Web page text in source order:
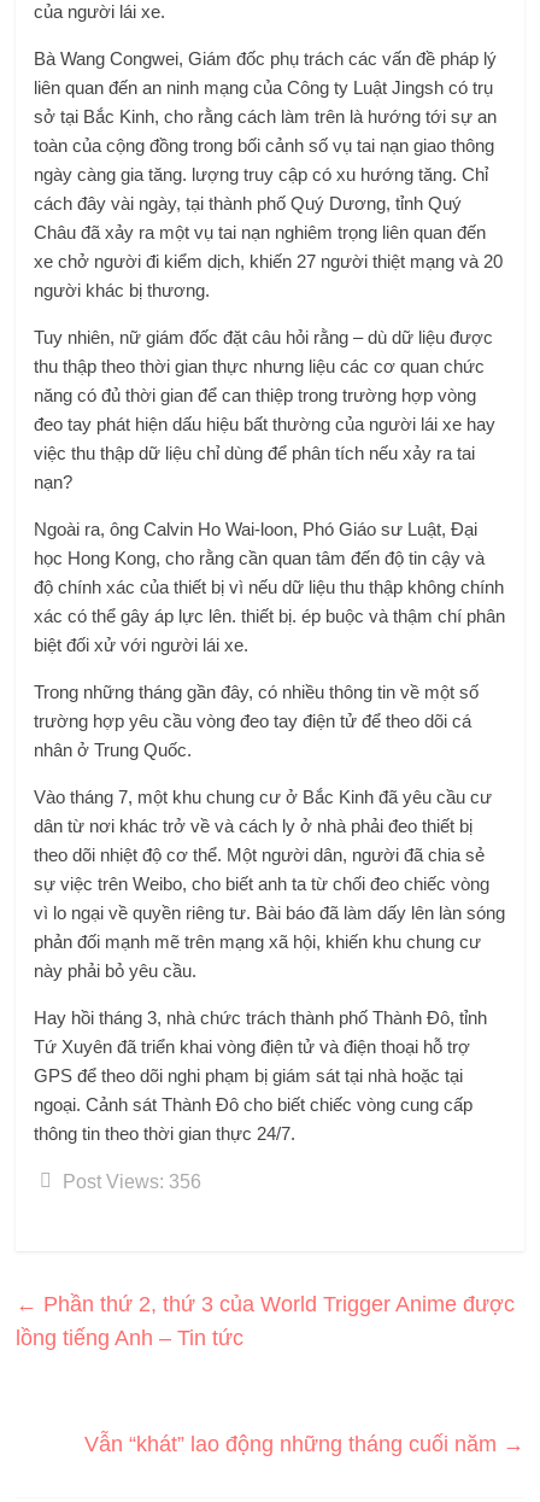
của người lái xe.
Bà Wang Congwei, Giám đốc phụ trách các vấn đề pháp lý
liên quan đến an ninh mạng của Công ty Luật Jingsh có trụ
sở tại Bắc Kinh, cho rằng cách làm trên là hướng tới sự an
toàn của cộng đồng trong bối cảnh số vụ tai nạn giao thông
ngày càng gia tăng. lượng truy cập có xu hướng tăng. Chỉ
cách đây vài ngày, tại thành phố Quý Dương, tỉnh Quý
Châu đã xảy ra một vụ tai nạn nghiêm trọng liên quan đến
xe chở người đi kiểm dịch, khiến 27 người thiệt mạng và 20
người khác bị thương.
Tuy nhiên, nữ giám đốc đặt câu hỏi rằng – dù dữ liệu được
thu thập theo thời gian thực nhưng liệu các cơ quan chức
năng có đủ thời gian để can thiệp trong trường hợp vòng
đeo tay phát hiện dấu hiệu bất thường của người lái xe hay
việc thu thập dữ liệu chỉ dùng để phân tích nếu xảy ra tai
nạn?
Ngoài ra, ông Calvin Ho Wai-loon, Phó Giáo sư Luật, Đại
học Hong Kong, cho rằng cần quan tâm đến độ tin cậy và
độ chính xác của thiết bị vì nếu dữ liệu thu thập không chính
xác có thể gây áp lực lên. thiết bị. ép buộc và thậm chí phân
biệt đối xử với người lái xe.
Trong những tháng gần đây, có nhiều thông tin về một số
trường hợp yêu cầu vòng đeo tay điện tử để theo dõi cá
nhân ở Trung Quốc.
Vào tháng 7, một khu chung cư ở Bắc Kinh đã yêu cầu cư
dân từ nơi khác trở về và cách ly ở nhà phải đeo thiết bị
theo dõi nhiệt độ cơ thể. Một người dân, người đã chia sẻ
sự việc trên Weibo, cho biết anh ta từ chối đeo chiếc vòng
vì lo ngại về quyền riêng tư. Bài báo đã làm dấy lên làn sóng
phản đối mạnh mẽ trên mạng xã hội, khiến khu chung cư
này phải bỏ yêu cầu.
Hay hồi tháng 3, nhà chức trách thành phố Thành Đô, tỉnh
Tứ Xuyên đã triển khai vòng điện tử và điện thoại hỗ trợ
GPS để theo dõi nghi phạm bị giám sát tại nhà hoặc tại
ngoại. Cảnh sát Thành Đô cho biết chiếc vòng cung cấp
thông tin theo thời gian thực 24/7.
Post Views: 356
← Phần thứ 2, thứ 3 của World Trigger Anime được
lồng tiếng Anh – Tin tức
Vẫn “khát” lao động những tháng cuối năm →